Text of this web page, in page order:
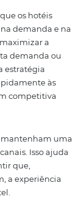
que ofereça
de gestão é
mas
estratégicas
suas
a